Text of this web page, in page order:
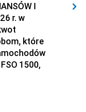
I
r. w
które
1500,